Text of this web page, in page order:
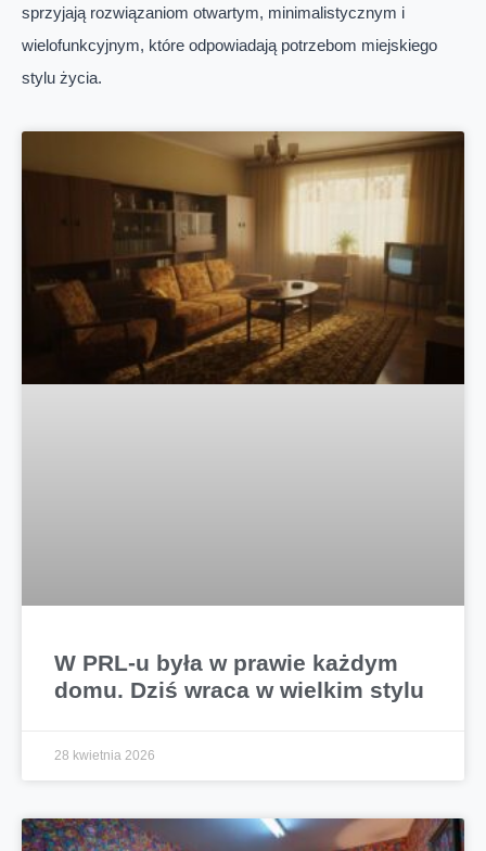
W PRL-u była w prawie każdym
domu. Dziś wraca w wielkim stylu
28 kwietnia 2026
sprzyjają rozwiązaniom otwartym, minimalistycznym i
wielofunkcyjnym, które odpowiadają potrzebom miejskiego
stylu życia.